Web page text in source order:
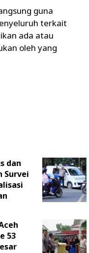
guna
terkait
ada atau
oleh yang
dan
Survei
53